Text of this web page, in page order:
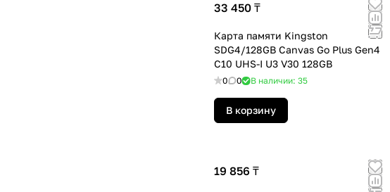
33 450 ₸
Карта памяти Kingston
SDG4/128GB Canvas Go Plus Gen4
C10 UHS-I U3 V30 128GB
0 0 В наличии: 35
В корзину
19 856 ₸